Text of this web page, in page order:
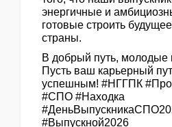
энергичные и
готовые строить
страны.
В добрый путь,
Пусть ваш карьерный
успешным! #НГГПК
#СПО #Находка
#Выпускной2026